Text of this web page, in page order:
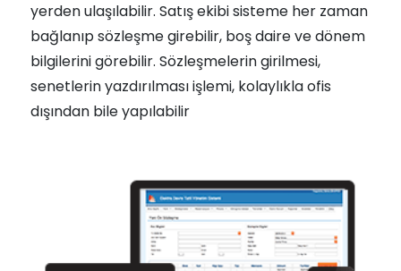
yerden ulaşılabilir. Satış ekibi sisteme her zaman
bağlanıp sözleşme girebilir, boş daire ve dönem
bilgilerini görebilir. Sözleşmelerin girilmesi,
senetlerin yazdırılması işlemi, kolaylıkla ofis
dışından bile yapılabilir